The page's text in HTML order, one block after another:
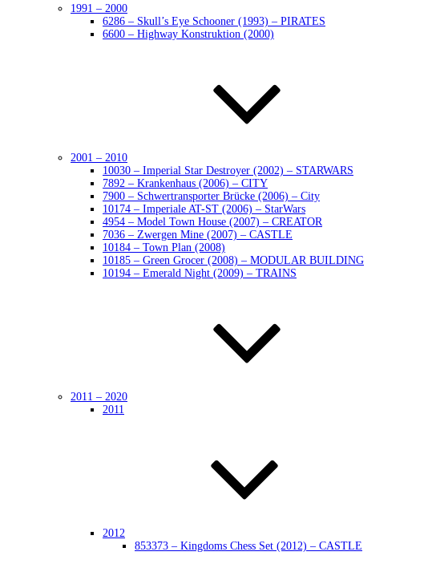
1991 – 2000
6286 – Skull’s Eye Schooner (1993) – PIRATES
6600 – Highway Konstruktion (2000)
2001 – 2010
10030 – Imperial Star Destroyer (2002) – STARWARS
7892 – Krankenhaus (2006) – CITY
7900 – Schwertransporter Brücke (2006) – City
10174 – Imperiale AT-ST (2006) – StarWars
4954 – Model Town House (2007) – CREATOR
7036 – Zwergen Mine (2007) – CASTLE
10184 – Town Plan (2008)
10185 – Green Grocer (2008) – MODULAR BUILDING
10194 – Emerald Night (2009) – TRAINS
2011 – 2020
2011
2012
853373 – Kingdoms Chess Set (2012) – CASTLE